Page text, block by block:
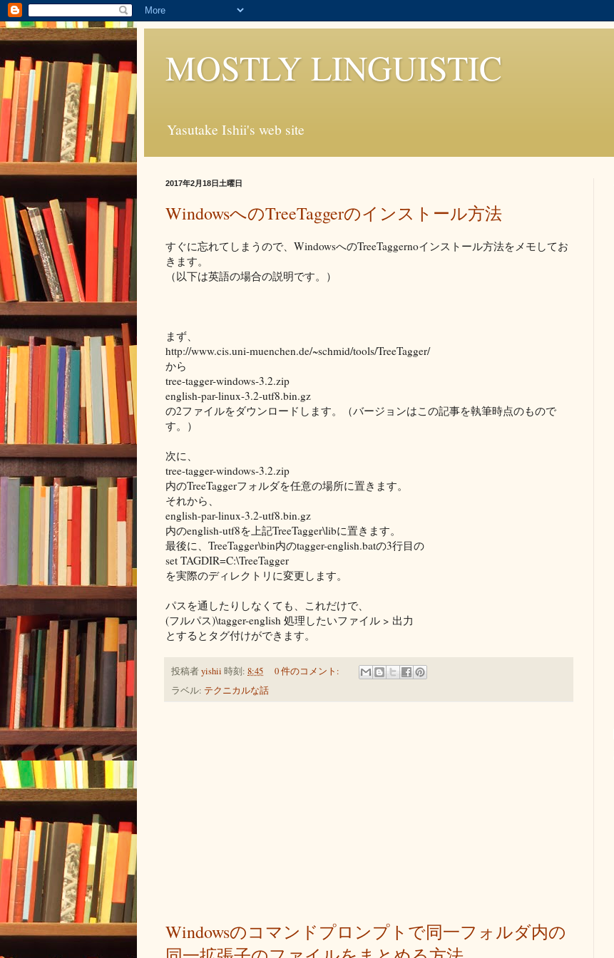
MOSTLY LINGUISTIC
Yasutake Ishii's web site
2017年2月18日土曜日
WindowsへのTreeTaggerのインストール方法
すぐに忘れてしまうので、WindowsへのTreeTaggernoインストール方法をメモしてお
きます。
（以下は英語の場合の説明です。）
まず、
http://www.cis.uni-muenchen.de/~schmid/tools/TreeTagger/
から
tree-tagger-windows-3.2.zip
english-par-linux-3.2-utf8.bin.gz
の2ファイルをダウンロードします。（バージョンはこの記事を執筆時点のもので
す。）
次に、
tree-tagger-windows-3.2.zip
内のTreeTaggerフォルダを任意の場所に置きます。
それから、
english-par-linux-3.2-utf8.bin.gz
内のenglish-utf8を上記TreeTagger\libに置きます。
最後に、TreeTagger\bin内のtagger-english.batの3行目の
set TAGDIR=C:\TreeTagger
を実際のディレクトリに変更します。
パスを通したりしなくても、これだけで、
(フルパス)\tagger-english 処理したいファイル > 出力
とするとタグ付けができます。
投稿者yishii 時刻: 8:45
0 件のコメント:
ラベル: テクニカルな話
Windowsのコマンドプロンプトで同一フォルダ内の